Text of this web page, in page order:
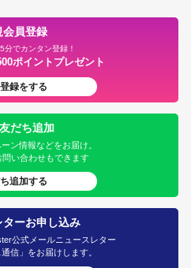
会員登録
分でカンタン登録！
ポイントプレゼント
録をする
だち追加
ン情報などをお届け。
問い合わせもできます
追加する
ターお申し込み
公式メールニュースレター
信」をお届けします。